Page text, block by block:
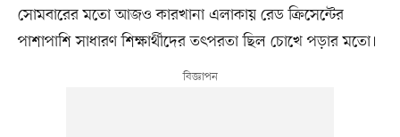
সোমবারের মতো আজও কারখানা এলাকায় রেড ক্রিসেন্টের
পাশাপাশি সাধারণ শিক্ষার্থীদের তৎপরতা ছিল চোখে পড়ার মতো।